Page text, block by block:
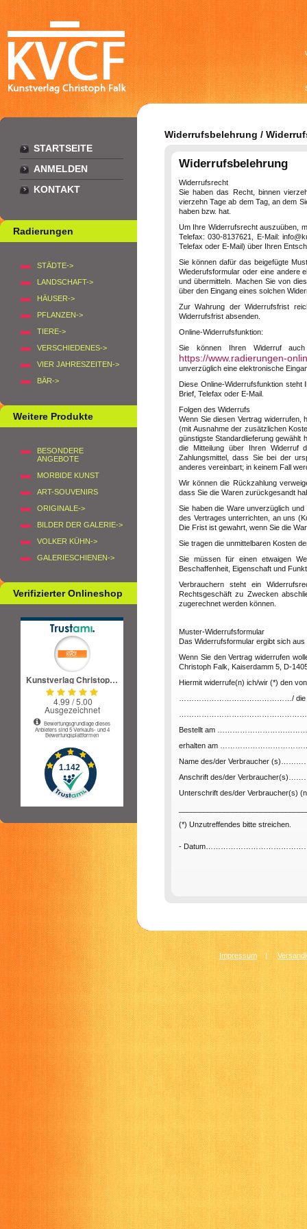
STARTSEITE
ANMELDEN
KONTAKT
Radierungen
STÄDTE->
LANDSCHAFT->
HÄUSER->
PFLANZEN->
TIERE->
VERSCHIEDENES->
VIER JAHRESZEITEN->
BÄR->
Weitere Produkte
BESONDERE
ANGEBOTE
MORBIDE KUNST
ART-SOUVENIRS
ORIGINALE->
BILDER DER GALERIE->
VOLKER KÜHN->
GALERIESCHIENEN->
Verifizierter Onlineshop
Widerrufsbelehrung /
Widerrufsbelehrung
Widerrufsrecht
Sie haben das Recht, binnen
vierzehn Tage ab dem Tag, an dem
haben bzw. hat.
Um Ihre Widerrufsrecht auszuüben,
Telefax: 030-8137621, E-Mail:
Telefax oder E-Mail) über Ihren
Sie können dafür das beigefügte
Wiederufsformular oder eine andere
und übermitteln. Machen Sie von
über den Eingang eines solchen
Zur Wahrung der Widerrufsfrist
Widerrufsfrist absenden.
Online-Widerrufsfunktion:
Sie können Ihren Widerruf
https://www.radierungen-
unverzüglich eine elektronische
Diese Online-Widerrufsfunktion
Brief, Telefax oder E-Mail.
Folgen des Widerrufs
Wenn Sie diesen Vertrag widerrufen,
(mit Ausnahme der zusätzlichen
günstigste Standardlieferung gewählt
die Mitteilung über Ihren Widerruf
Zahlungsmittel, dass Sie bei der
anderes vereinbart; in keinem Fall
Wir können die Rückzahlung
dass Sie die Waren zurückgesandt
Sie haben die Ware unverzüglich
des Vertrages unterrichten, an uns (
Die Frist ist gewahrt, wenn Sie die
Sie tragen die unmittelbaren Kosten
Sie müssen für einen etwaigen
Beschaffenheit, Eigenschaft und
Verbrauchern steht ein
Rechtsgeschäft zu Zwecken
zugerechnet werden können.
Muster-Widerrufsformular
Das Widerrufsformular ergibt sich
Wenn Sie den Vertrag widerrufen
Christoph Falk, Kaiserdamm 5, D-
Hiermit widerrufe(n) ich/wir (*) den
………………………………………/ die
Bestellt am
erhalten am
Name des/der Verbraucher
Anschrift des/der
Unterschrift des/der Verbraucher(s)
(*) Unzutreffendes bitte streichen.
-
Impressum|